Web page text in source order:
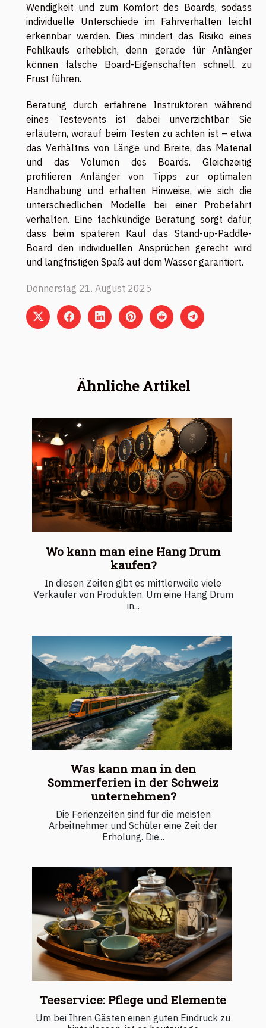
Ähnliche Artikel
Wo kann man eine Hang Drum
kaufen?
In diesen Zeiten gibt es mittlerweile viele
Verkäufer von Produkten. Um eine Hang Drum
in...
Was kann man in den
Sommerferien in der Schweiz
unternehmen?
Die Ferienzeiten sind für die meisten
Arbeitnehmer und Schüler eine Zeit der
Erholung. Die...
Teeservice: Pflege und Elemente
Um bei Ihren Gästen einen guten Eindruck zu
Wendigkeit und zum Komfort des Boards, sodass
individuelle Unterschiede im Fahrverhalten leicht
erkennbar werden. Dies mindert das Risiko eines
Fehlkaufs erheblich, denn gerade für Anfänger
können falsche Board-Eigenschaften schnell zu
Frust führen.
Beratung durch erfahrene Instruktoren während
eines Testevents ist dabei unverzichtbar. Sie
erläutern, worauf beim Testen zu achten ist – etwa
das Verhältnis von Länge und Breite, das Material
und das Volumen des Boards. Gleichzeitig
profitieren Anfänger von Tipps zur optimalen
Handhabung und erhalten Hinweise, wie sich die
unterschiedlichen Modelle bei einer Probefahrt
verhalten. Eine fachkundige Beratung sorgt dafür,
dass beim späteren Kauf das Stand-up-Paddle-
Board den individuellen Ansprüchen gerecht wird
und langfristigen Spaß auf dem Wasser garantiert.
Donnerstag 21. August 2025